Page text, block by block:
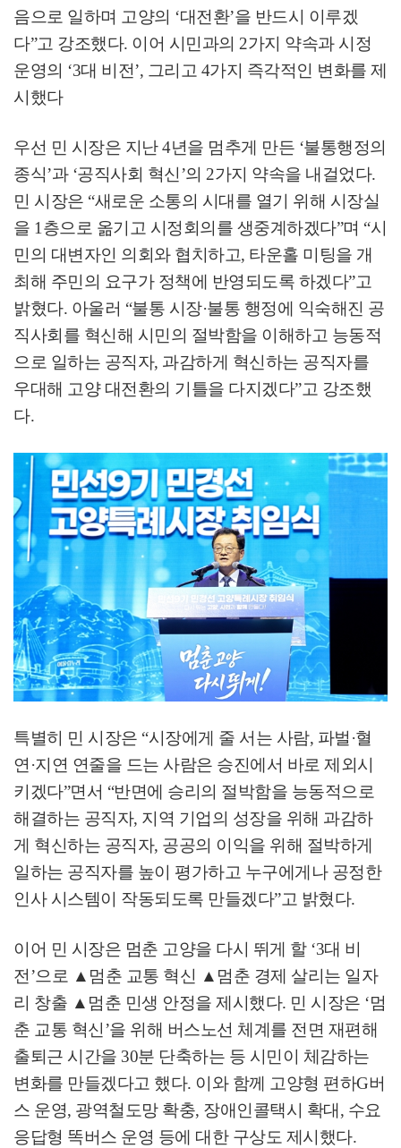
음으로 일하며 고양의 ‘대전환’을 반드시 이루겠
다”고 강조했다. 이어 시민과의 2가지 약속과 시정
운영의 ‘3대 비전’, 그리고 4가지 즉각적인 변화를 제
시했다
우선 민 시장은 지난4년을 멈추게 만든 ‘불통행정의
종식’과 ‘공직사회 혁신’의 2가지 약속을 내걸었다.
민 시장은 “새로운 소통의 시대를 열기 위해 시장실
을 1 층으로 옮기고 시정회의를 생중계하겠다”며 “시
민의 대변자인 의회와 협치하고, 타운홀 미팅을 개
최해 주민의 요구가 정책에 반영되도록 하겠다”고
밝혔다. 아울러 “불통 시장·불통 행정에 익숙해진 공
직사회를 혁신해 시민의 절박함을 이해하고 능동적
으로 일하는 공직자, 과감하게 혁신하는 공직자를
우대해 고양 대전환의 기틀을 다지겠다”고 강조했
다.
특별히 민 시장은 “시장에게 줄 서는 사람, 파벌 ·혈
연 ·지연 연줄을 드는 사람은 승진에서 바로 제외시
키겠다”면서 “반면에 승리의 절박함을 능동적으로
해결하는 공직자, 지역 기업의 성장을 위해 과감하
게 혁신하는 공직자, 공공의 이익을 위해 절박하게
일하는 공직자를 높이 평가하고 누구에게나 공정한
인사 시스템이 작동되도록 만들겠다”고 밝혔다.
이어 민 시장은 멈춘 고양을 다시 뛰게 할 ‘3대 비
전’으로 ▲ 멈춘 교통 혁신 ▲ 멈춘 경제 살리는 일자
리 창출 ▲ 멈춘 민생 안정을 제시했다. 민 시장은 ‘멈
춘 교통 혁신’을 위해 버스노선 체계를 전면 재편해
출퇴근 시간을 30분 단축하는 등 시민이 체감하는
변화를 만들겠다고 했다. 이와 함께 고양형 편하G버
스 운영, 광역철도망 확충, 장애인콜택시 확대 , 수요
응답형 똑버스 운영 등에 대한 구상도 제시했다.